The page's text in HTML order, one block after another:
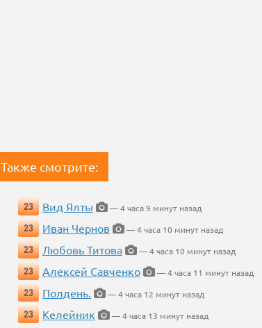
Также смотрите:
23 Вид Ялты
— 4 часа 9 минут назад
23
Иван Чернов
— 4 часа 10 минут назад
23
Любовь Титова
— 4 часа 10 минут назад
23
Алексей Савченко
— 4 часа 11 минут назад
23
Полдень.
— 4 часа 12 минут назад
23
Келейник
— 4 часа 13 минут назад